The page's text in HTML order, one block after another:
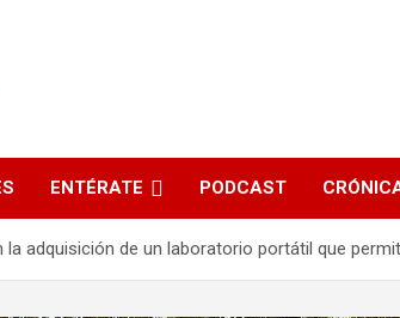
ENTÉRATE PODCAST
adquisición de un laboratorio portátil que